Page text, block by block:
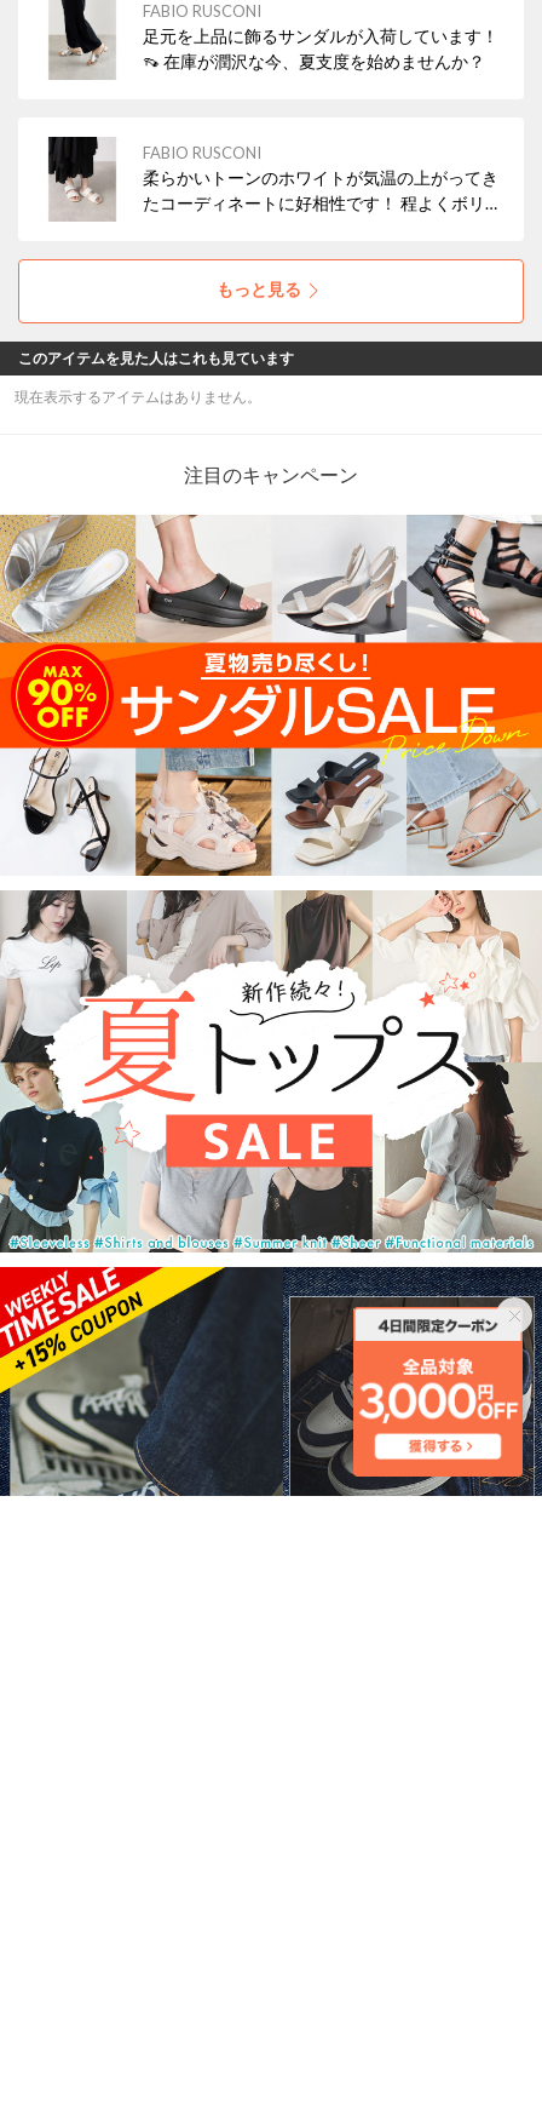
FABIO RUSCONI
足元を上品に飾るサンダルが入荷しています！
👡 在庫が潤沢な今、夏支度を始めませんか？
FABIO RUSCONI
柔らかいトーンのホワイトが気温の上がってき
たコーディネートに好相性です！ 程よくボリュ
もっと見る
このアイテムを見た人はこれも見ています
現在表示するアイテムはありません。
注目のキャンペーン